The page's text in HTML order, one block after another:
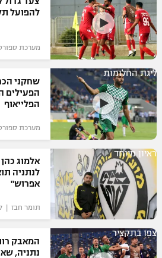
להפועל
מערכת ספורט 1 | לפני 5
ליגת החלומות
שחקני
הפעילים
הפלייאוף
מערכת ספורט 1 | לפני 5
ראיון מיוחד
לנתניה
אפרוש"
תומר חבז | לפני 5
צפו בתקציר
נתניה,